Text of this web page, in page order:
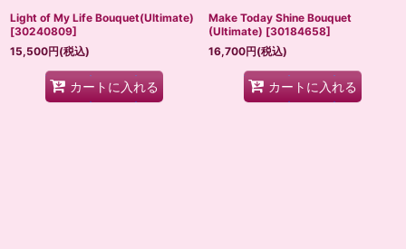
Light of My Life Bouquet(Ultimate)
[30240809]
15,500円(税込)
カートに入れる
Make Today Shine Bouquet
(Ultimate) [30184658]
16,700円(税込)
カートに入れる